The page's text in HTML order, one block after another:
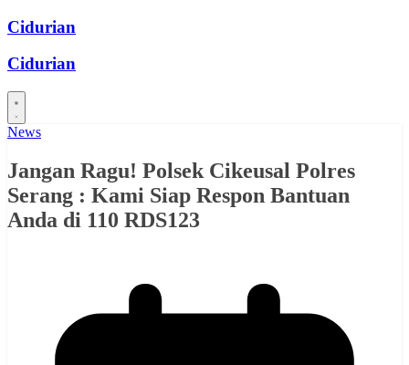
Skip
content
Cidurian
Cidurian
News
Jangan Ragu! Polsek Cikeusal Polres
Serang : Kami Siap Respon Bantuan
Anda di 110 RDS123